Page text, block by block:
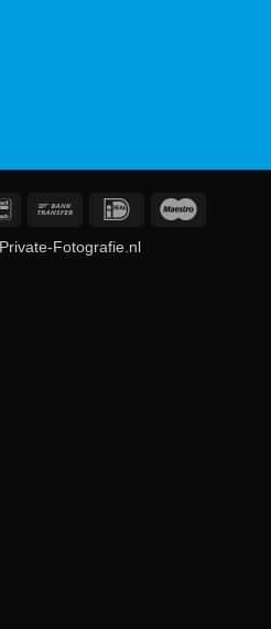
BancontactBank
IDeal
Fotografie.nl